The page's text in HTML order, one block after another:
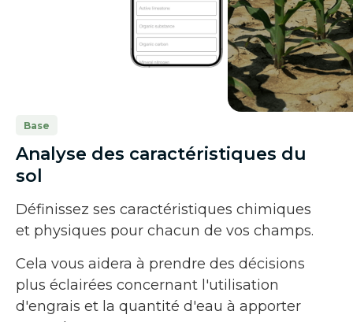
Base
Analyse des caractéristiques du
sol
Définissez ses caractéristiques chimiques
et physiques pour chacun de vos champs.
Cela vous aidera à prendre des décisions
plus éclairées concernant l'utilisation
d'engrais et la quantité d'eau à apporter